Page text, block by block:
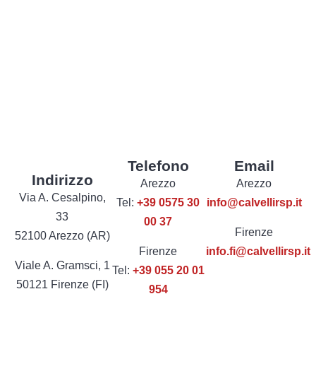
Indirizzo
Via A. Cesalpino,
33
52100 Arezzo (AR)
Viale A. Gramsci, 1
50121 Firenze (FI)
Telefono
Arezzo
Tel: +39 0575 30
00 37
Firenze
Tel: +39 055 20 01
954
Email
Arezzo
info@calvellirsp.it
Firenze
info.fi@calvellirsp.it